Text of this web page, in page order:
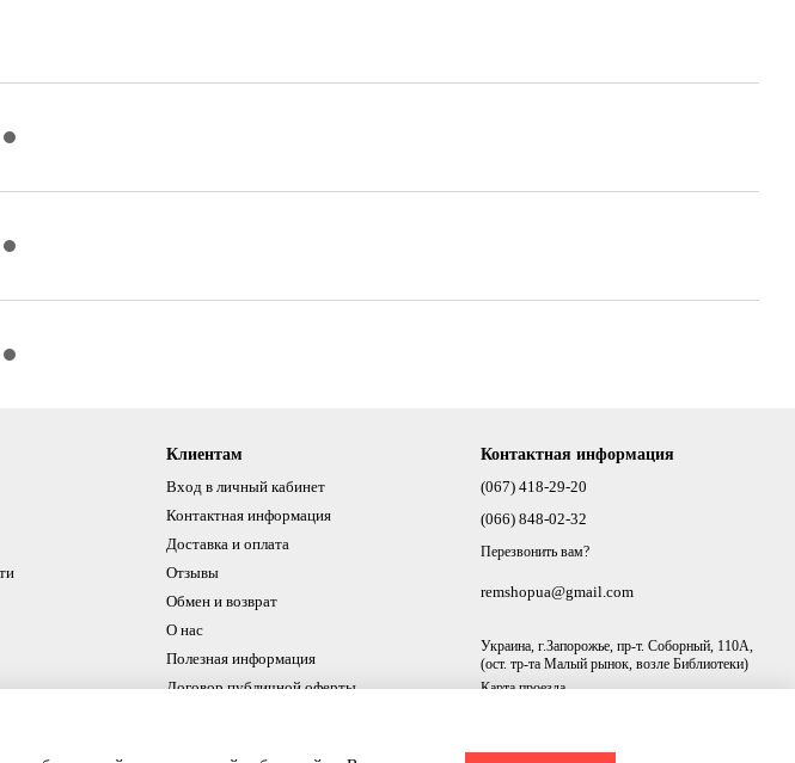
Клиентам
Вход в личный кабинет
Контактная информация
Доставка и оплата
Отзывы
Обмен и возврат
О нас
Полезная информация
Договор публичной оферты
Контактная информация
(067) 418-29-20
(066) 848-02-32
Перезвонить вам?
remshopua@gmail.com
Украина, г.Запорожье, пр-т. Соборный, 110А,
(ост. тр-та Малый рынок, возле Библиотеки)
Карта проезда